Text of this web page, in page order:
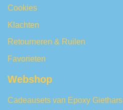
Cookies
Klachten
Retourneren & Ruilen
Favorieten
Webshop
Cadeausets van Epoxy Giethars